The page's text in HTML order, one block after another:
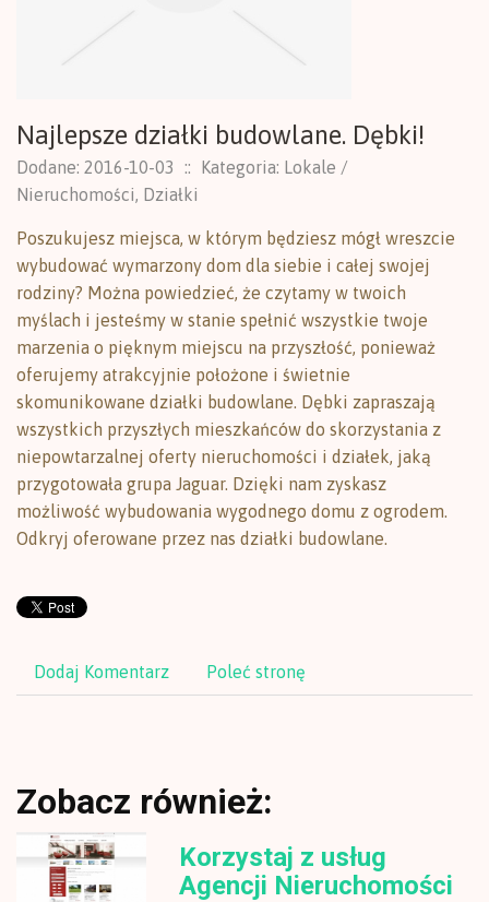
Najlepsze działki budowlane. Dębki!
Dodane: 2016-10-03 ::
Kategoria: Lokale /
Nieruchomości, Działki
Poszukujesz miejsca, w którym będziesz mógł wreszcie
wybudować wymarzony dom dla siebie i całej swojej
rodziny? Można powiedzieć, że czytamy w twoich
myślach i jesteśmy w stanie spełnić wszystkie twoje
marzenia o pięknym miejscu na przyszłość, ponieważ
oferujemy atrakcyjnie położone i świetnie
skomunikowane działki budowlane. Dębki zapraszają
wszystkich przyszłych mieszkańców do skorzystania z
niepowtarzalnej oferty nieruchomości i działek, jaką
przygotowała grupa Jaguar. Dzięki nam zyskasz
możliwość wybudowania wygodnego domu z ogrodem.
Odkryj oferowane przez nas działki budowlane.
Dodaj Komentarz Poleć stronę
Zobacz również:
Korzystaj z usług
Agencji Nieruchomości